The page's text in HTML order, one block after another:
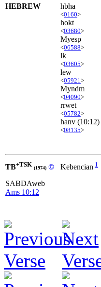
HEBREW
hbha
<0160>
hokt
<03680>
Myesp
<06588>
lk
<03605>
lew
<05921 >
Myndm
<04090>
rrwet
<05782>
hanv (10:12)
<08135>
TB+TSK (1974) ©
SABDAweb
Ams 10:12
Kebencian 1